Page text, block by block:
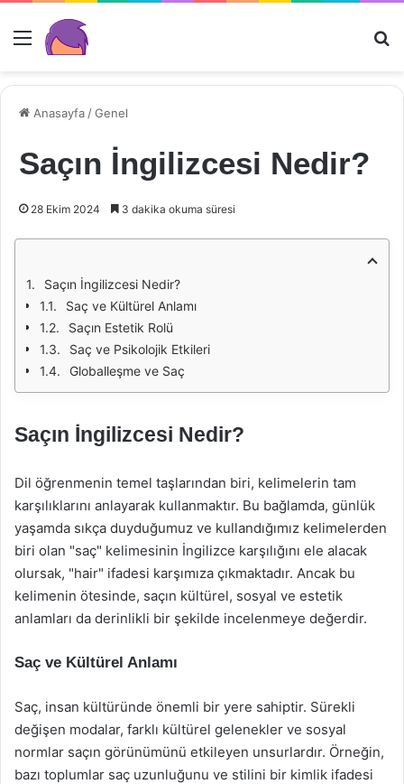
Menü
Anasayfa /Genel
Saçın İngilizcesi Nedir?
28 Ekim 2024 3 dakika okuma süresi
Saçın İngilizcesi Nedir?
Saç ve Kültürel Anlamı
Saçın Estetik Rolü
Saç ve Psikolojik Etkileri
Globalleşme ve Saç
Saçın İngilizcesi Nedir?
Dil öğrenmenin temel taşlarından biri, kelimelerin tam
karşılıklarını anlayarak kullanmaktır. Bu bağlamda, günlük
yaşamda sıkça duyduğumuz ve kullandığımız kelimelerden
biri olan "saç" kelimesinin İngilizce karşılığını ele alacak
olursak, "hair" ifadesi karşımıza çıkmaktadır. Ancak bu
kelimenin ötesinde, saçın kültürel, sosyal ve estetik
anlamları da derinlikli bir şekilde incelenmeye değerdir.
Saç ve Kültürel Anlamı
Saç, insan kültüründe önemli bir yere sahiptir. Sürekli
değişen modalar, farklı kültürel gelenekler ve sosyal
normlar saçın görünümünü etkileyen unsurlardır. Örneğin,
bazı toplumlar saç uzunluğunu ve stilini bir kimlik ifadesi